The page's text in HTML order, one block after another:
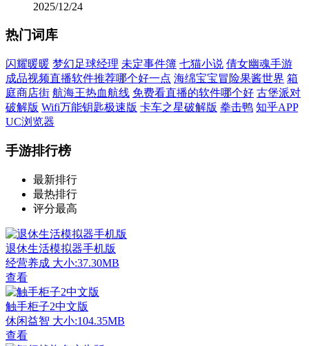
2025/12/24
热门词库
闪耀暖暖 梦幻足球经理 未定事件簿 七猫小说 倩女幽魂手游
成品视频直播软件推荐哪个好一点 海绵宝宝冒险果酱世界 箱
庭商店街 航海王热血航线 免费看直播的软件哪个好 古堡派对
破解版 Wifi万能钥匙极速版 卡车之星破解版 拳击鸭 知乎APP
UC浏览器
手游排行榜
最新排行
最热排行
评分最高
退休生活模拟器手机版
经营养成 大小:37.30MB
查看
触手柜子2中文版
休闲益智 大小:104.35MB
查看